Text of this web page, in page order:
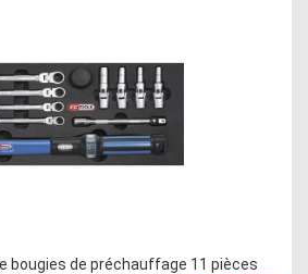
bougies de préchauffage 11 pièces